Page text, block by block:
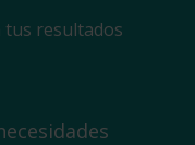
tus resultados